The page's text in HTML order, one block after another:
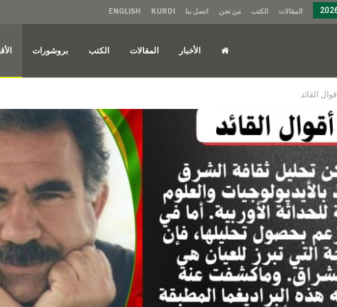
المقالات الكتب من نحن اتصل بنا KURDI
ENGLISH
الأخبار المقالات الكتب بروشورات
أقوال القائد